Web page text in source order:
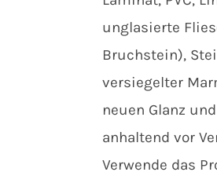
unglasierte
Bruchstein),
versiegelter
neuen Glanz
anhaltend vor
Verwende das